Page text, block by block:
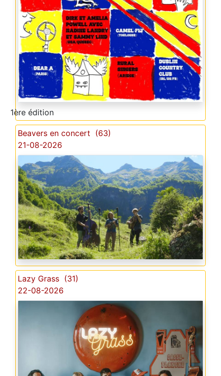
1ère édition
Beavers en concert (63)
21-08-2026
Lazy Grass (31)
22-08-2026